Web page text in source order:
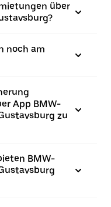
über
noch am
App BMW-
zu
BMW-